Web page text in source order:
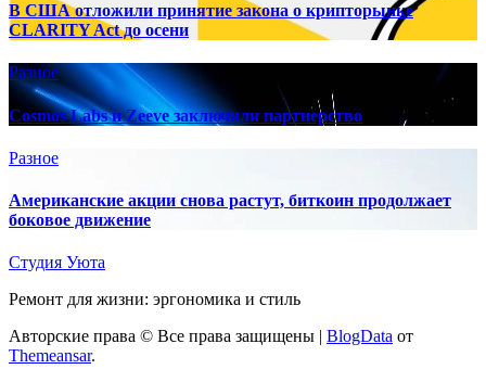
В США отложили принятие закона о крипторынке
CLARITY Act до осени
Разное
Cosmos Labs и Zeeve заключили партнерство
Разное
Американские акции снова растут, биткоин продолжает
боковое движение
Студия Уюта
Ремонт для жизни: эргономика и стиль
Авторские права © Все права защищены
BlogData от
Themeansar.